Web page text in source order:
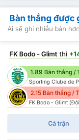
Bàn thắng được
Ai sẽ ghi nhiều bàn
FK Bodo - Glimt thì
1.89 Bàn thắng /
Sporting Clube de
2.15 Bàn thắng /
FK Bodo - Glimt
Cả trận